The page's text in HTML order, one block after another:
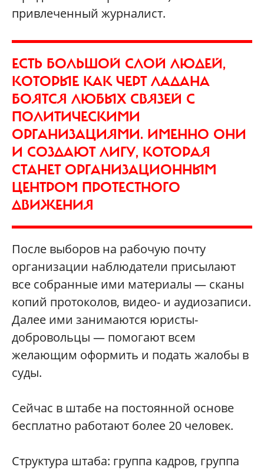
привлеченный журналист.
ЕСТЬ БОЛЬШОЙ СЛОЙ ЛЮДЕЙ,
КОТОРЫЕ КАК ЧЕРТ ЛАДАНА
БОЯТСЯ ЛЮБЫХ СВЯЗЕЙ С
ПОЛИТИЧЕСКИМИ
ОРГАНИЗАЦИЯМИ. ИМЕННО ОНИ
И СОЗДАЮТ ЛИГУ, КОТОРАЯ
СТАНЕТ ОРГАНИЗАЦИОННЫМ
ЦЕНТРОМ ПРОТЕСТНОГО
ДВИЖЕНИЯ
После выборов на рабочую почту
организации наблюдатели присылают
все собранные ими материалы — сканы
копий протоколов, видео- и аудиозаписи.
Далее ими занимаются юристы-
добровольцы — помогают всем
желающим оформить и подать жалобы в
суды.
Сейчас в штабе на постоянной основе
бесплатно работают более 20 человек.
Структура штаба: группа кадров, группа